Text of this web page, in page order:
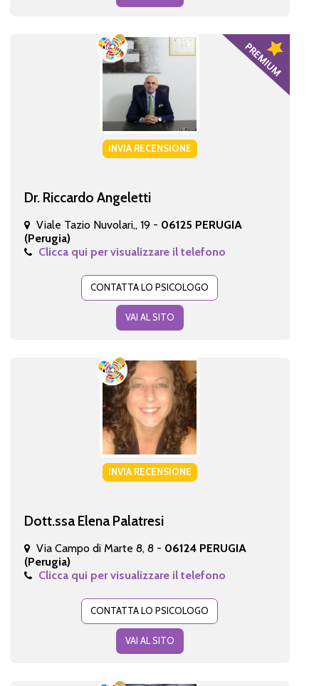
INVIA RECENSIONE
Dr. Riccardo Angeletti
Viale Tazio Nuvolari,, 19 - 06125 PERUGIA
(Perugia)
Clicca qui per visualizzare il telefono
CONTATTA LO PSICOLOGO
VAI AL SITO
INVIA RECENSIONE
Dott.ssa Elena Palatresi
Via Campo di Marte 8, 8 - 06124 PERUGIA
(Perugia)
Clicca qui per visualizzare il telefono
CONTATTA LO PSICOLOGO
VAI AL SITO